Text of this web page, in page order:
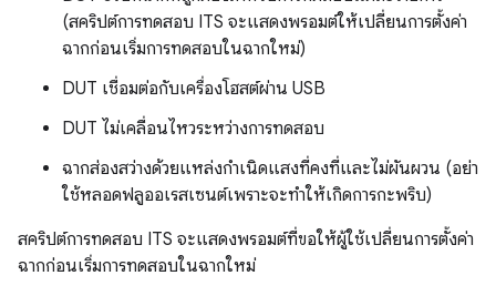
(สคริปต์การทดสอบ ITS จะแสดงพรอมต์ให้เปลี่ยนการตั้งค่า
ฉากก่อนเริ่มการทดสอบในฉากใหม่)
DUT เชื่อมต่อกับเครื่องโฮสต์ผ่าน USB
DUT ไม่เคลื่อนไหวระหว่างการทดสอบ
ฉากส่องสว่างด้วยแหล่งกำเนิดแสงที่คงที่และไม่ผันผวน (อย่า
ใช้หลอดฟลูออเรสเซนต์เพราะจะทำให้เกิดการกะพริบ)
สคริปต์การทดสอบ ITS จะแสดงพรอมต์ที่ขอให้ผู้ใช้เปลี่ยนการตั้งค่า
ฉากก่อนเริ่มการทดสอบในฉากใหม่